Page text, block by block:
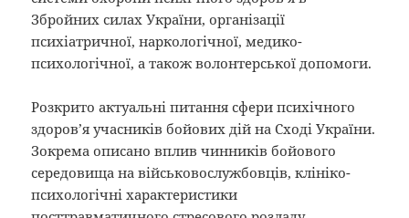
Збройних силах України, організації
психіатричної, наркологічної, медико-
психологічної, а також волонтерської допомоги.
Розкрито актуальні питання сфери психічного
здоров’я учасників бойових дій на Сході України.
Зокрема описано вплив чинників бойового
середовища на військовослужбовців, клініко-
психологічні характеристики